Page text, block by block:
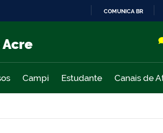
COMUNICA BR
Campi Estudante Canais de